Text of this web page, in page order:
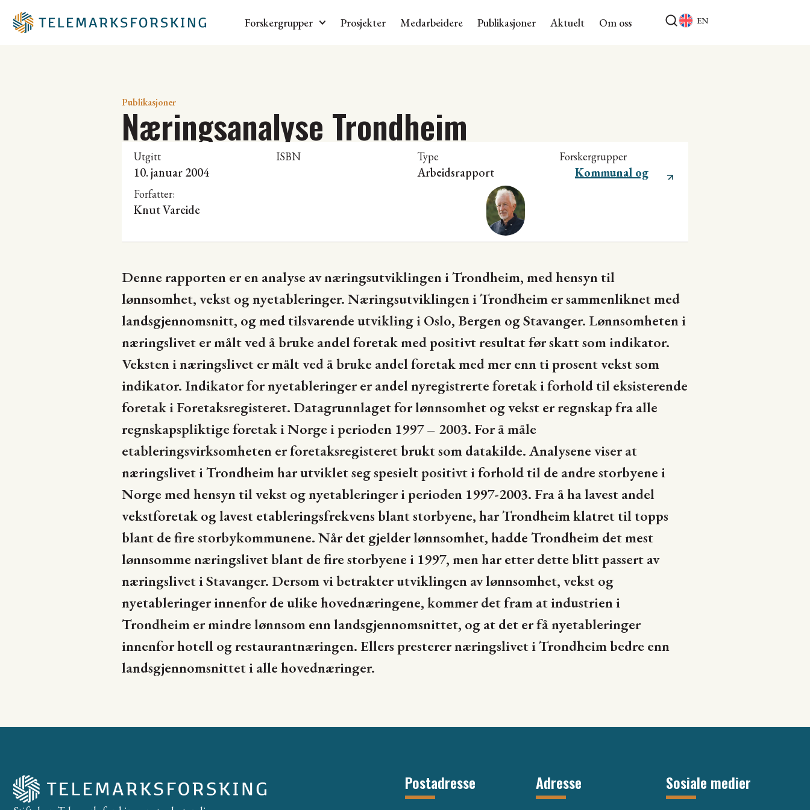
Forskergrupper Prosjekter Medarbeidere Publikasjoner Aktuelt Om oss EN
Publikasjoner
Næringsanalyse Trondheim
Utgitt
10. januar 2004
ISBN Type
Arbeidsrapport
Forskergrupper
Kommunal og
regional utvikling
Forfatter:
Knut Vareide
Denne rapporten er en analyse av næringsutviklingen i Trondheim, med hensyn til
lønnsomhet, vekst og nyetableringer. Næringsutviklingen i Trondheim er sammenliknet med
landsgjennomsnitt, og med tilsvarende utvikling i Oslo, Bergen og Stavanger. Lønnsomheten i
næringslivet er målt ved å bruke andel foretak med positivt resultat før skatt som indikator.
Veksten i næringslivet er målt ved å bruke andel foretak med mer enn ti prosent vekst som
indikator. Indikator for nyetableringer er andel nyregistrerte foretak i forhold til eksisterende
foretak i Foretaksregisteret. Datagrunnlaget for lønnsomhet og vekst er regnskap fra alle
regnskapspliktige foretak i Norge i perioden 1997 – 2003. For å måle
etableringsvirksomheten er foretaksregisteret brukt som datakilde. Analysene viser at
næringslivet i Trondheim har utviklet seg spesielt positivt i forhold til de andre storbyene i
Norge med hensyn til vekst og nyetableringer i perioden 1997-2003. Fra å ha lavest andel
vekstforetak og lavest etableringsfrekvens blant storbyene, har Trondheim klatret til topps
blant de fire storbykommunene. Når det gjelder lønnsomhet, hadde Trondheim det mest
lønnsomme næringslivet blant de fire storbyene i 1997, men har etter dette blitt passert av
næringslivet i Stavanger. Dersom vi betrakter utviklingen av lønnsomhet, vekst og
nyetableringer innenfor de ulike hovednæringene, kommer det fram at industrien i
Trondheim er mindre lønnsom enn landsgjennomsnittet, og at det er få nyetableringer
innenfor hotell og restaurantnæringen. Ellers presterer næringslivet i Trondheim bedre enn
landsgjennomsnittet i alle hovednæringer.
Postadresse Adresse Sosiale medier